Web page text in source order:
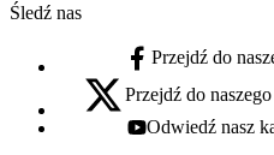
Śledź nas
facebook - otwiera się w
Przejdź do
x - otwiera się w nowej karcie
Przejdź do
youtube - otwiera się w
Odwiedź nasz